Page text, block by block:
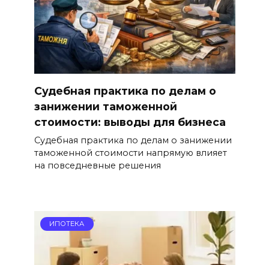
Судебная практика по делам о
занижении таможенной
стоимости: выводы для бизнеса
Судебная практика по делам о занижении
таможенной стоимости напрямую влияет
на повседневные решения
ИПОТЕКА